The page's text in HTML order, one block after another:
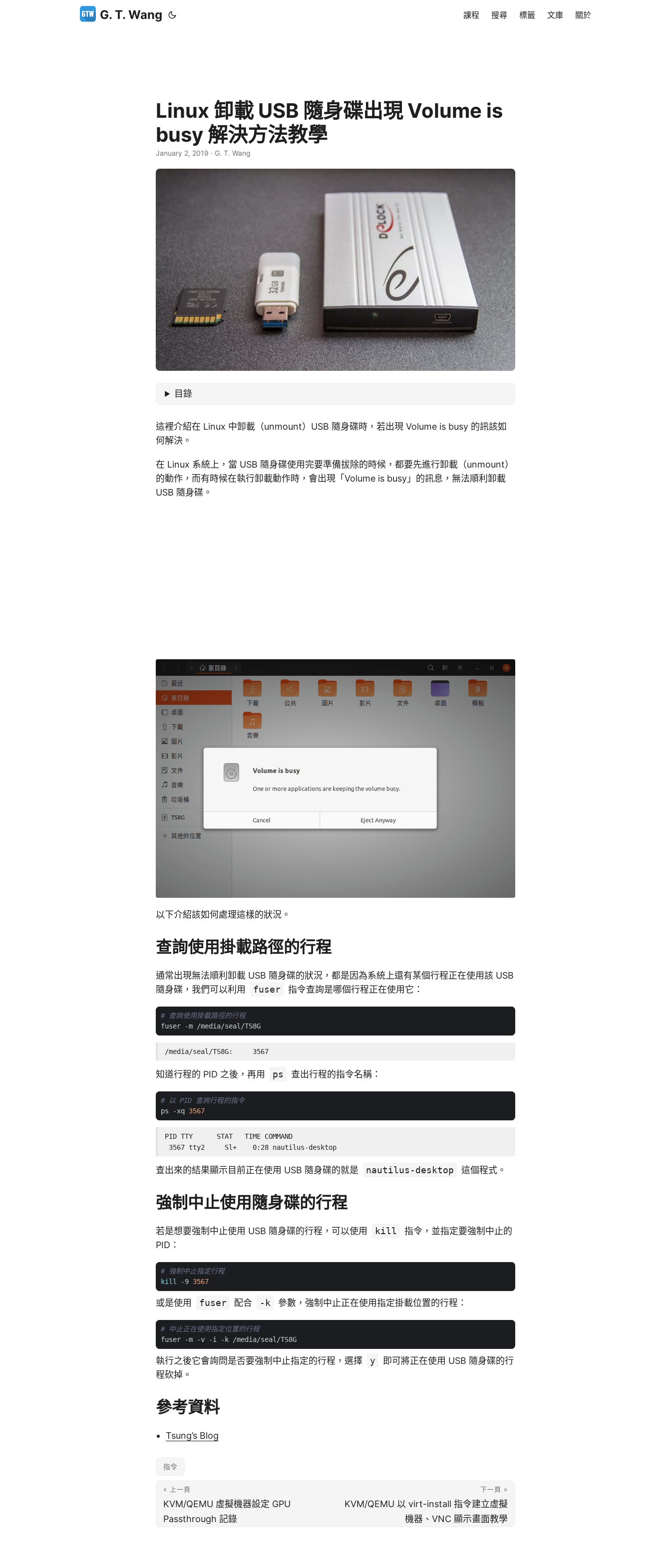
G. T. Wang 課程 搜尋 標籤 文庫 關於
Linux 卸載 USB 隨身碟出現 Volume is
busy 解決方法教學
January 2, 2019 · G. T. Wang
目錄
這裡介紹在 Linux 中卸載（unmount）USB 隨身碟時，若出現 Volume is busy 的訊該如
何解決。
在 Linux 系統上，當 USB 隨身碟使用完要準備拔除的時候，都要先進行卸載（unmount）
的動作，而有時候在執行卸載動作時，會出現「Volume is busy」的訊息，無法順利卸載
USB 隨身碟。
以下介紹該如何處理這樣的狀況。
查詢使用掛載路徑的行程
通常出現無法順利卸載 USB 隨身碟的狀況，都是因為系統上還有某個行程正在使用該 USB
隨身碟，我們可以利用
fuser 指令查詢是哪個行程正在使用它：
# 查詢使用掛載路徑的行程
/media/seal/TS8G:     3567
知道行程的 PID 之後，再用 ps 查出行程的指令名稱：
# 以 PID 查詢行程的指令
ps -xq 3567
PID TTY      STAT   TIME COMMAND
3567 tty2     Sl+    0:28 nautilus-desktop
查出來的結果顯示目前正在使用 USB 隨身碟的就是 nautilus-desktop 這個程式。
強制中止使用隨身碟的行程
若是想要強制中止使用 USB 隨身碟的行程，可以使用 kill
指令，並指定要強制中止的
PID：
# 強制中止指定行程
kill -9 3567
或是使用 fuser 配合 -k 參數，強制中止正在使用指定掛載位置的行程：
# 中止正在使用指定位置的行程
執行之後它會詢問是否要強制中止指定的行程，選擇 y
即可將正在使用 USB 隨身碟的行
程砍掉。
參考資料
Tsung’s Blog
指令
« 上一頁
KVM/QEMU 虛擬機器設定 GPU
Passthrough 記錄
下一頁 »
KVM/QEMU 以 virt-install 指令建立虛擬
機器、VNC 顯示畫面教學